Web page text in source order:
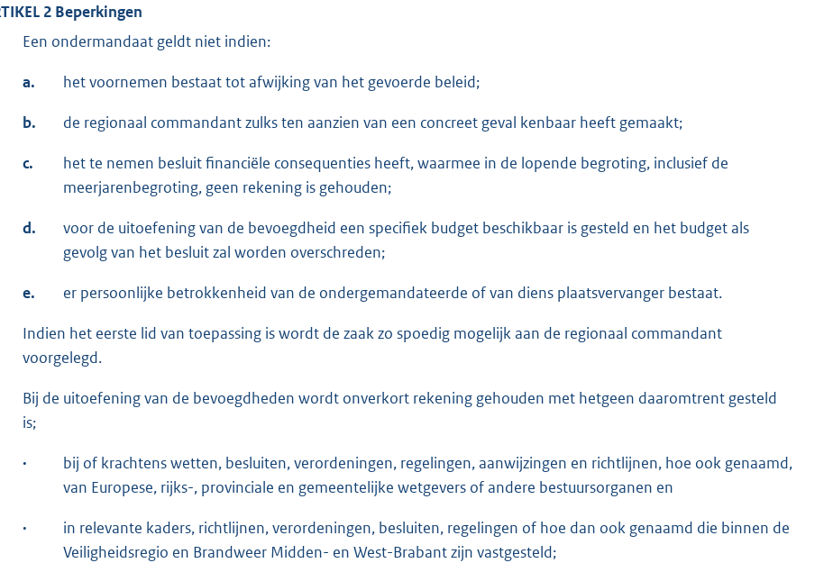
2 Beperkingen
Een ondermandaat geldt niet indien:
a. het voornemen bestaat tot afwijking van het gevoerde beleid;
b. de regionaal commandant zulks ten aanzien van een concreet geval kenbaar heeft gemaakt;
c.
het te nemen besluit financiële consequenties heeft, waarmee in de lopende begroting, inclusief de
meerjarenbegroting, geen rekening is gehouden;
d.
voor de uitoefening van de bevoegdheid een specifiek budget beschikbaar is gesteld en het budget als
gevolg van het besluit zal worden overschreden;
e. er persoonlijke betrokkenheid van de ondergemandateerde of van diens plaatsvervanger bestaat.
Indien het eerste lid van toepassing is wordt de zaak zo spoedig mogelijk aan de regionaal commandant
voorgelegd.
Bij de uitoefening van de bevoegdheden wordt onverkort rekening gehouden met hetgeen daaromtrent gesteld
is;
·
bij of krachtens wetten, besluiten, verordeningen, regelingen, aanwijzingen en richtlijnen, hoe ook genaamd,
van Europese, rijks-, provinciale en gemeentelijke wetgevers of andere bestuursorganen en
·
in relevante kaders, richtlijnen, verordeningen, besluiten, regelingen of hoe dan ook genaamd die binnen de
Veiligheidsregio en Brandweer Midden- en West-Brabant zijn vastgesteld;